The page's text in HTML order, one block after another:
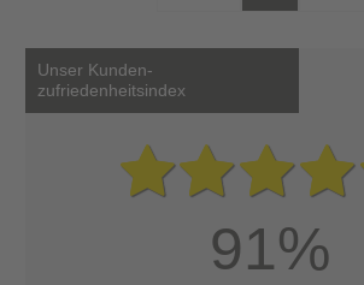
Unser Kunden-
zufriedenheitsindex
91%